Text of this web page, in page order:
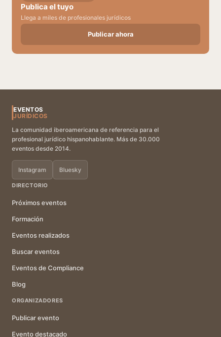
Publica el tuyo
Llega a miles de profesionales jurídicos
Publicar ahora
EVENTOS
JURÍDICOS
La comunidad iberoamericana de referencia para el
profesional jurídico hispanohablante. Más de 30.000
eventos desde 2014.
Instagram Bluesky
DIRECTORIO
Próximos eventos
Formación
Eventos realizados
Buscar eventos
Eventos de Compliance
Blog
ORGANIZADORES
Publicar evento
Evento destacado